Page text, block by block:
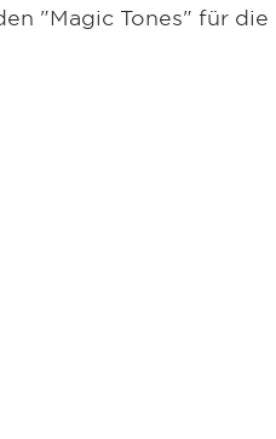
"Magic Tones" für die